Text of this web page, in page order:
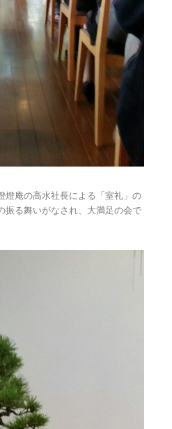
燈庵の高水社長による「室礼」の
振る舞いがなされ、大満足の会で